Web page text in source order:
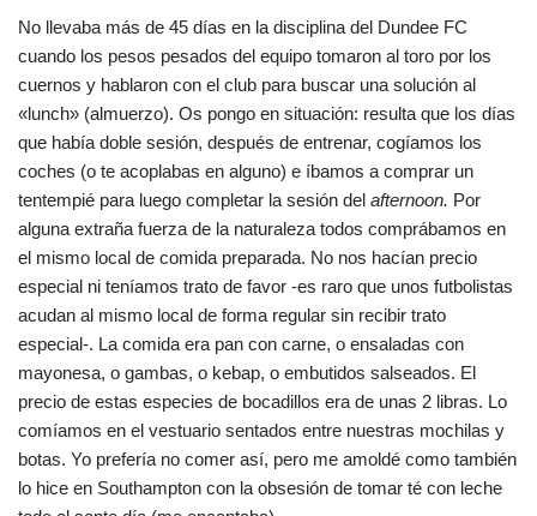
No llevaba más de 45 días en la disciplina del Dundee FC
cuando los pesos pesados del equipo tomaron al toro por los
cuernos y hablaron con el club para buscar una solución al
«lunch» (almuerzo). Os pongo en situación: resulta que los días
que había doble sesión, después de entrenar, cogíamos los
coches (o te acoplabas en alguno) e íbamos a comprar un
tentempié para luego completar la sesión del afternoon. Por
alguna extraña fuerza de la naturaleza todos comprábamos en
el mismo local de comida preparada. No nos hacían precio
especial ni teníamos trato de favor -es raro que unos futbolistas
acudan al mismo local de forma regular sin recibir trato
especial-. La comida era pan con carne, o ensaladas con
mayonesa, o gambas, o kebap, o embutidos salseados. El
precio de estas especies de bocadillos era de unas 2 libras. Lo
comíamos en el vestuario sentados entre nuestras mochilas y
botas. Yo prefería no comer así, pero me amoldé como también
lo hice en Southampton con la obsesión de tomar té con leche